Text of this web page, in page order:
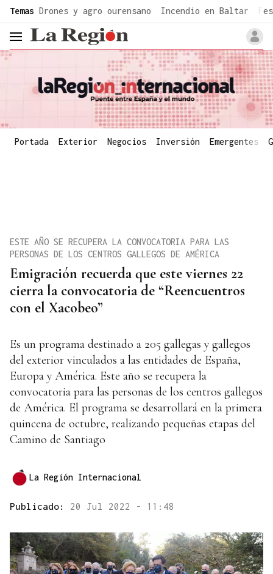
Temas Drones y agro ourensano Incendio en Baltar
header.menu.open
Portada Exterior Negocios Inversión Emergentes
Emigración recuerda que este viernes 22
cierra la convocatoria de “Reencuentros
con el Xacobeo”
ESTE AÑO SE RECUPERA LA CONVOCATORIA PARA LAS
PERSONAS DE LOS CENTROS GALLEGOS DE AMÉRICA
Es un programa destinado a 205 gallegas y gallegos
del exterior vinculados a las entidades de España,
Europa y América. Este año se recupera la
convocatoria para las personas de los centros gallegos
de América. El programa se desarrollará en la primera
quincena de octubre, realizando pequeñas etapas del
Camino de Santiago
La Región Internacional
Publicado: 20 Jul 2022 - 11:48